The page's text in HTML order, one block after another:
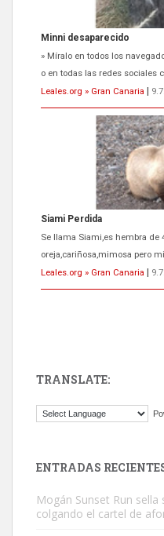
Minni desaparecido
» Míralo en todos los
o en todas las redes sociales
Leales.org » Gran Canaria
Siami Perdida
Se llama Siami,es hembra de
oreja,cariñosa,mimosa pero
Leales.org » Gran Canaria
El ayuntamiento se va a llevar
TRANSLATE:
ENTRADAS
Mogán Sunset Run
colgando el cartel de